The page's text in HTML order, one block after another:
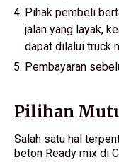
Pihak pembeli
jalan yang layak,
dapat dilalui truck
Pembayaran
Pilihan
Salah satu hal
beton Ready mix di